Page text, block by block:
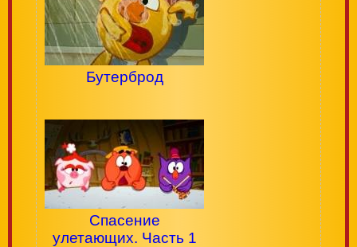
Бутерброд
Спасение
улетающих. Часть 1